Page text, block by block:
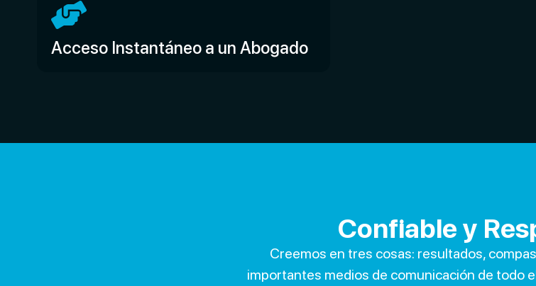
Acceso Instantáneo a un Abogado
Confiable y
Creemos en tres cosas: resultados,
importantes medios de comunicación de todo